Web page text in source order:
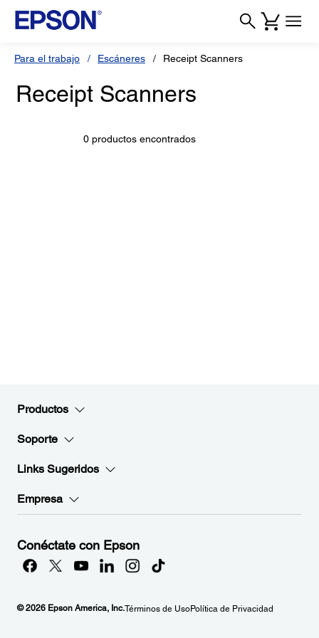
Para el trabajo Escáneres Receipt Scanners
Receipt Scanners
0 productos encontrados
Productos
Soporte
Links Sugeridos
Empresa
Conéctate con Epson
© 2026 Epson America, Inc.Términos de UsoPolítica de Privacidad